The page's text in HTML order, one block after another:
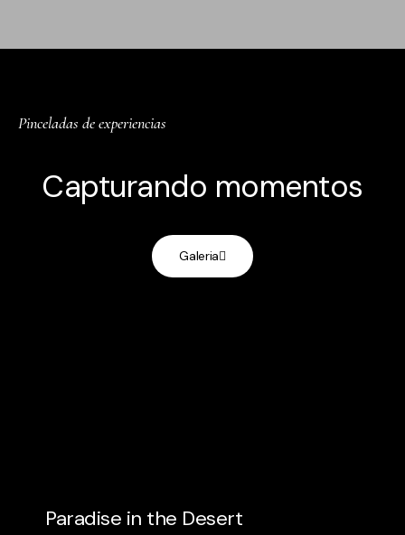
Pinceladas de experiencias
Capturando momentos
Galeria
Paradise in the Desert